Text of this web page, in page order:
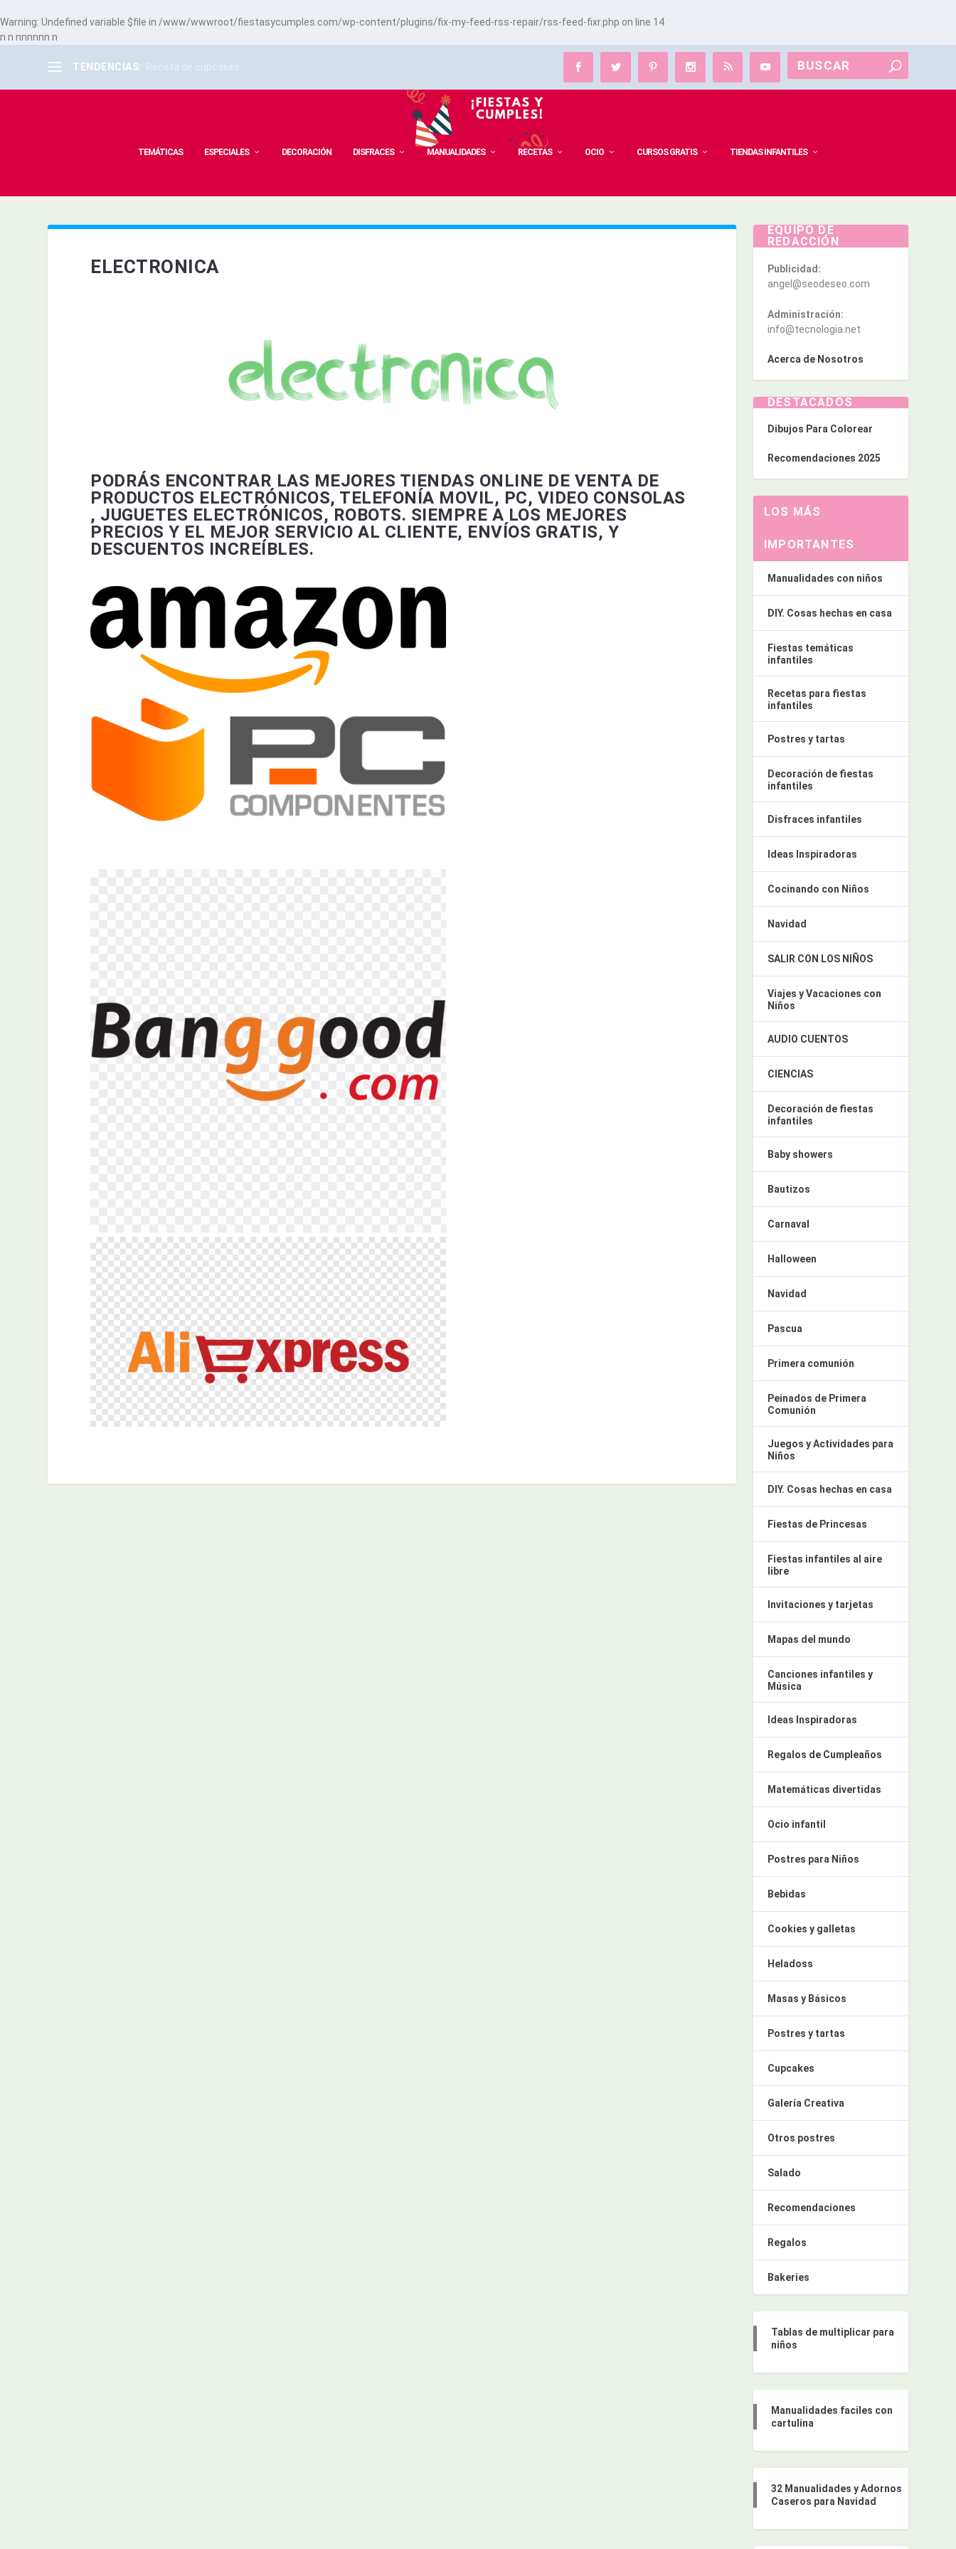
Warning: Undefined variable $file in /www/wwwroot/fiestasycumples.com/wp-content/plugins/fix-my-feed-rss-repair/rss-feed-fixr.php on line 14
n n nnnnnn n
TENDENCIAS: Receta de cupcakes
TEMÁTICAS ESPECIALES DECORACIÓN DISFRACES MANUALIDADES RECETAS OCIO CURSOS GRATIS TIENDAS INFANTILES
ELECTRONICA
PODRÁS ENCONTRAR LAS MEJORES TIENDAS ONLINE DE VENTA DE
PRODUCTOS ELECTRÓNICOS, TELEFONÍA MOVIL, PC, VIDEO CONSOLAS
, JUGUETES ELECTRÓNICOS, ROBOTS. SIEMPRE A LOS MEJORES
PRECIOS Y EL MEJOR SERVICIO AL CLIENTE, ENVÍOS GRATIS, Y
DESCUENTOS INCREÍBLES.
EQUIPO DE
REDACCIÓN
Publicidad:
angel@seodeseo.com
Administración:
info@tecnologia.net
Acerca de Nosotros
DESTACADOS
Dibujos Para Colorear
Recomendaciones 2025
LOS MÁS
IMPORTANTES
Manualidades con niños
DIY. Cosas hechas en casa
Fiestas temáticas
infantiles
Recetas para fiestas
infantiles
Postres y tartas
Decoración de fiestas
infantiles
Disfraces infantiles
Ideas Inspiradoras
Cocinando con Niños
Navidad
SALIR CON LOS NIÑOS
Viajes y Vacaciones con
Niños
AUDIO CUENTOS
CIENCIAS
Decoración de fiestas
infantiles
Baby showers
Bautizos
Carnaval
Halloween
Navidad
Pascua
Primera comunión
Peinados de Primera
Comunión
Juegos y Actividades para
Niños
DIY. Cosas hechas en casa
Fiestas de Princesas
Fiestas infantiles al aire
libre
Invitaciones y tarjetas
Mapas del mundo
Canciones infantiles y
Música
Ideas Inspiradoras
Regalos de Cumpleaños
Matemáticas divertidas
Ocio infantil
Postres para Niños
Bebidas
Cookies y galletas
Heladoss
Masas y Básicos
Postres y tartas
Cupcakes
Galería Creativa
Otros postres
Salado
Recomendaciones
Regalos
Bakeries
Tablas de multiplicar para
niños
Manualidades faciles con
cartulina
32 Manualidades y Adornos
Caseros para Navidad